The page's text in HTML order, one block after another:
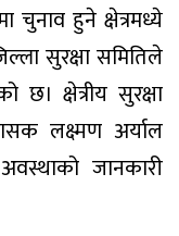
चुनाव हुने क्षेत्रमध्ये
सुरक्षा समितिले
क्षेत्रीय सुरक्षा
लक्ष्मण अर्याल
जानकारी